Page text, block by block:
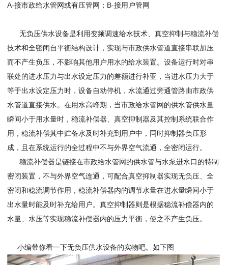
A-接市政给水管网或有压管网；B-接用户管网
无负压供水设备是利用变频调速给水技术、真空抑制与稳流补偿
技术和全密闭自平衡结构设计，实现与市政供水管道直接串联加压
而不产生负压，不影响其他用户用水的给水装置。设备运行时对串
联处的进水压力与出水设定压力的差额进行补亚，当进水压力大于
等于出水设定压力时，设备自动停机，水流通过旁通管路由市政供
水管道直接供水。在用水高峰期，当市政给水管网的供水管供水量
瞬间小于用水量时，稳流补偿器、真空抑制器及其控制系统联合作
用，稳流补偿其中贮备水及时补充到用户中，同时抑制器负压形
成，且在系统运行的全过程中不与外界空气流通，全密闭运行。
稳流补偿器是链接在市政给水管网的供水管与水泵进水口的特制
密闭装置，不与外界空气连通，可配合真空抑制器实现无负压、全
密闭和稳流调节作用，稳流补偿器内的调节水量在进水量瞬间小于
出水量时能及时补充给用户。真空抑制器则是根据稳流补偿器内的
水量、水压等实现稳流补偿器内的压力平衡，使之不产生负压。
小编带你看一下无负压供水设备的实物吧。如下图